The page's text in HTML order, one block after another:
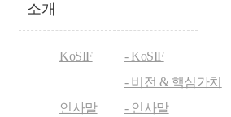
소개
KoSIF
- KoSIF
- 비전 & 핵심가치
인사말
- 인사말